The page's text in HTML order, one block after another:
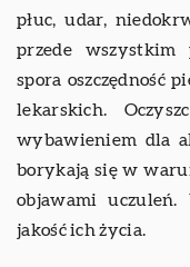
płuc, udar,
przede wszystkim
spora oszczędność
lekarskich.
wybawieniem dla
borykają się w
objawami
jakość ich życia.